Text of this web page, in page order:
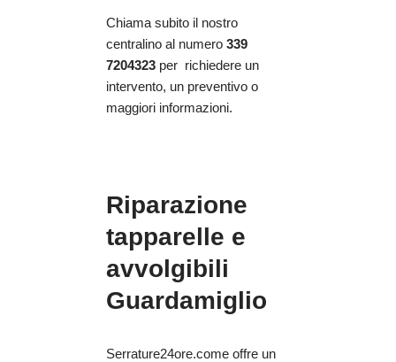
Chiama subito il nostro
centralino al numero 339
7204323 per richiedere un
intervento, un preventivo o
maggiori informazioni.
Riparazione
tapparelle e
avvolgibili
Guardamiglio
Serrature24ore.come offre un